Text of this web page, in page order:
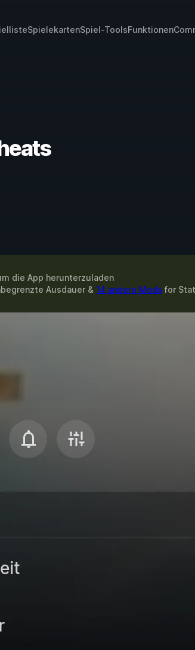
SpielekartenSpiel-ToolsFunktionen
um die App herunterzuladen
Ausdauer & 14 andere Mods for